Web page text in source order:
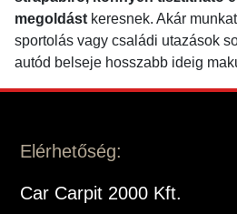
megoldást keresnek. Akár
sportolás vagy családi utazások
autód belseje hosszabb ideig
Elérhetőség:
Car Carpit 2000 Kft.